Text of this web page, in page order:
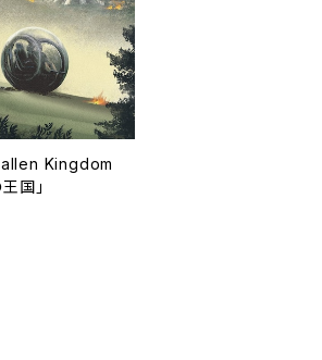
Kingdom
国」